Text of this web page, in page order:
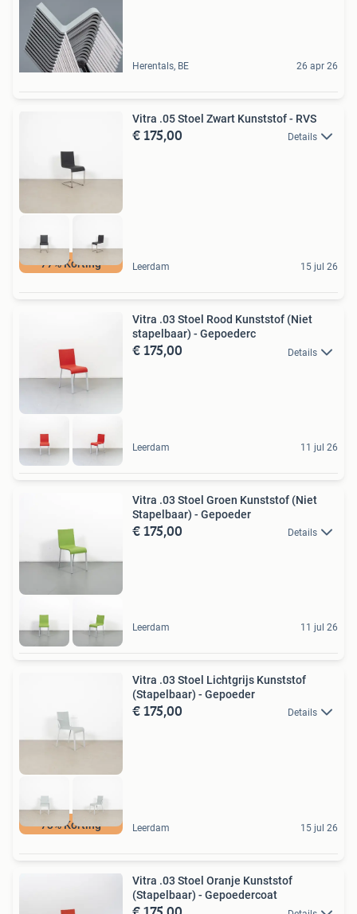
Herentals, BE 26 apr 26
77% Korting
Vitra .05 Stoel Zwart Kunststof - RVS
€ 175,00 Details
Leerdam 15 jul 26
Vitra .03 Stoel Rood Kunststof (Niet
stapelbaar) - Gepoederc
€ 175,00 Details
Leerdam 11 jul 26
Vitra .03 Stoel Groen Kunststof (Niet
Stapelbaar) - Gepoeder
€ 175,00 Details
Leerdam 11 jul 26
73% Korting
Vitra .03 Stoel Lichtgrijs Kunststof
(Stapelbaar) - Gepoeder
€ 175,00 Details
Leerdam 15 jul 26
Vitra .03 Stoel Oranje Kunststof
(Stapelbaar) - Gepoedercoat